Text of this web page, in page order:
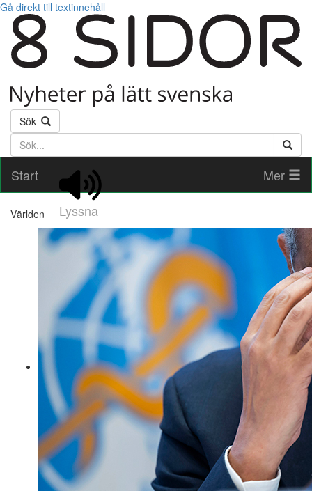
Gå direkt till textinnehåll
Sök
Söktext
Start
Lyssna
Mer
Världen